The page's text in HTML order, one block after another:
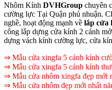
Nhôm Kính DVHGroup chuyên
cường lực Tại Quận phú nhuận.
nghề, hoạt động mạnh về lắp cửa
công lắp dựng cửa kính 2 cánh
dựng vách kính cường lực, cửa
⇒ Mẫu cửa xingfa 5 cánh kính
⇒ Mẫu cửa xingfa 5 cánh kính
⇒ Mẫu cửa nhôm xingfa đẹp mới
⇒ Mẫu cửa nhôm đẹp mới nhất